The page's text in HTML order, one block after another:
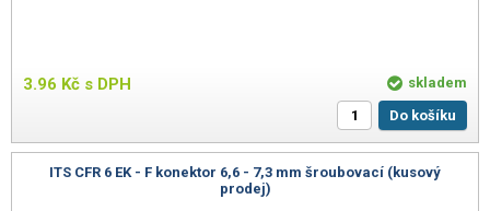
3.96 Kč s DPH
skladem
Do košíku
ITS CFR 6 EK - F konektor 6,6 - 7,3 mm šroubovací (kusový
prodej)